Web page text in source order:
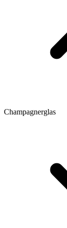
Champagnerglas